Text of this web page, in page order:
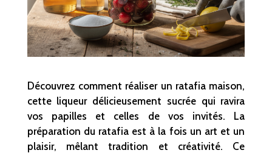
Découvrez comment réaliser un ratafia maison,
cette liqueur délicieusement sucrée qui ravira
vos papilles et celles de vos invités. La
préparation du ratafia est à la fois un art et un
plaisir, mêlant tradition et créativité. Ce